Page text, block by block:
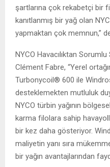
şartlarına çok rekabetçi bir
kanıtlanmış bir yağ olan
yapmaktan çok memnun,”
NYCO Havacılıktan
Clément Fabre, “Yerel
Turbonycoil® 600 ile
desteklemekten mutluluk
NYCO türbin yağının
karma filolara sahip
bir kez daha gösteriyor.
maliyetin yanı sıra
bir yağın avantajlarından